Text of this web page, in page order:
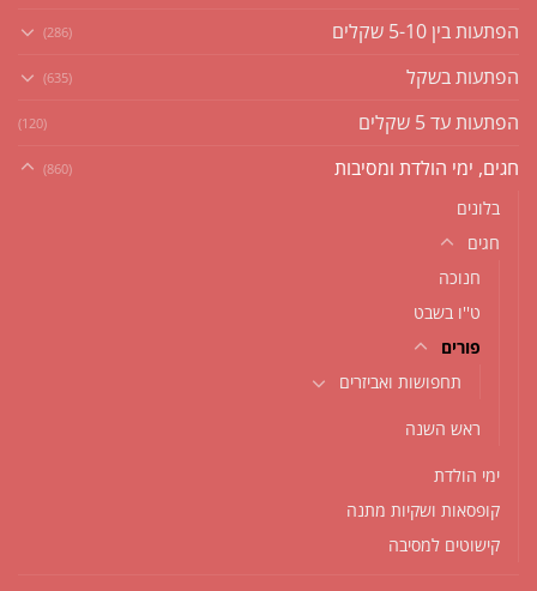
הפתעות בין 5-10 שקלים (286)
הפתעות בשקל (635)
הפתעות עד 5 שקלים (120)
חגים, ימי הולדת ומסיבות (860)
בלונים
חגים
חנוכה
ט''ו בשבט
פורים
תחפושות ואביזרים
ראש השנה
ימי הולדת
קופסאות ושקיות מתנה
קישוטים למסיבה